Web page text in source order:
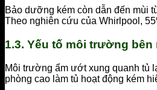
Bảo dưỡng kém còn dẫn đến mùi
Theo nghiên cứu của Whirlpool,
1.3. Yếu tố môi trường bên
Môi trường ẩm ướt xung quanh tủ
phòng cao làm tủ hoạt động kém